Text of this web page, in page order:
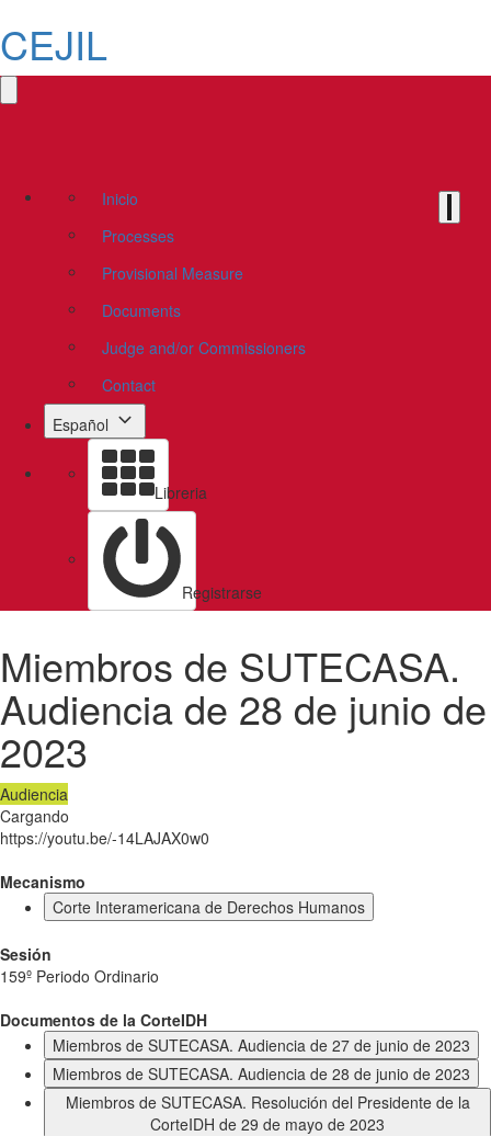
CEJIL
Inicio
Processes
Provisional Measure
Documents
Judge and/or Commissioners
Contact
Español
Libreria
Registrarse
Miembros de SUTECASA.
Audiencia de 28 de junio de
2023
Audiencia
Cargando
https://youtu.be/-14LAJAX0w0
Mecanismo
Corte Interamericana de Derechos Humanos
Sesión
159º Periodo Ordinario
Documentos de la CorteIDH
Miembros de SUTECASA. Audiencia de 27 de junio de 2023
Miembros de SUTECASA. Audiencia de 28 de junio de 2023
Miembros de SUTECASA. Resolución del Presidente de la
CorteIDH de 29 de mayo de 2023